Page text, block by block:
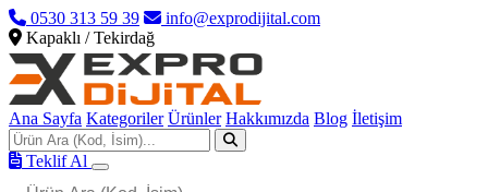
0530 313 59 39
info@exprodijital.com
Kapaklı / Tekirdağ
Ana Sayfa Kategoriler Ürünler Hakkımızda Blog İletişim
Teklif Al